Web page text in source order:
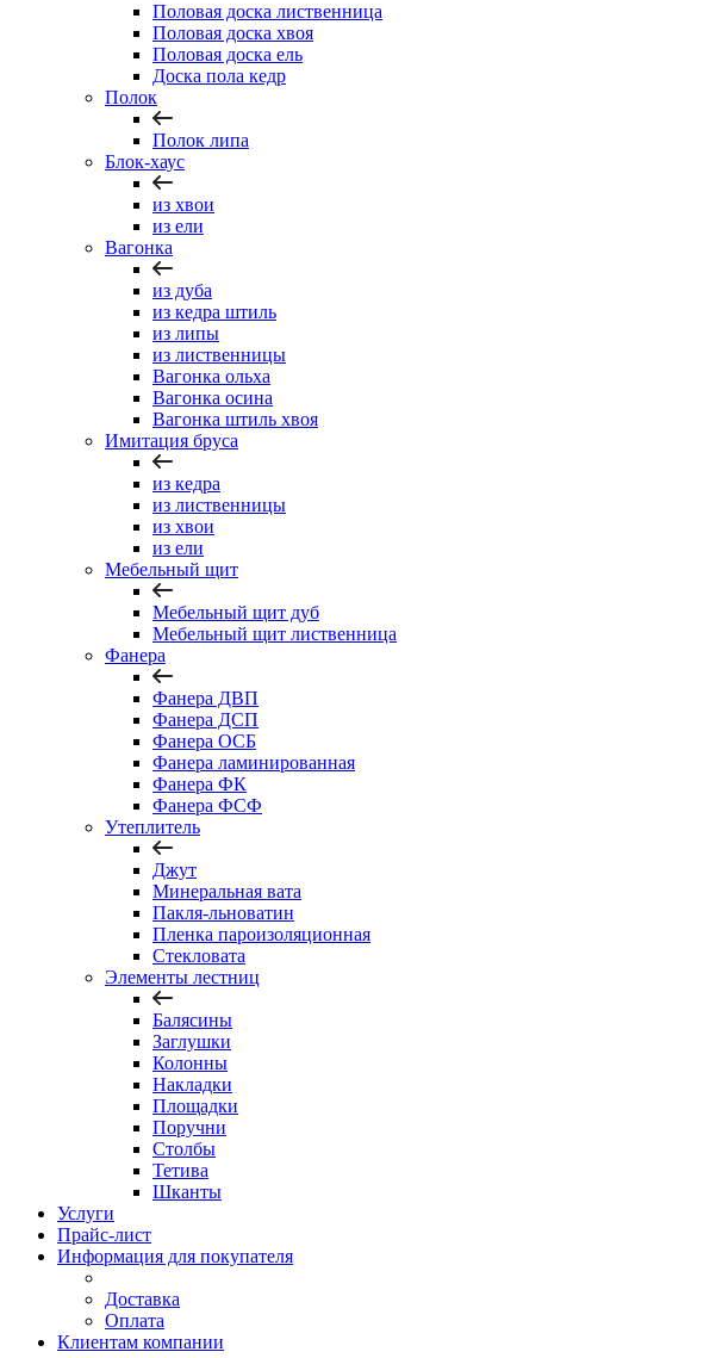
Половая доска лиственница
Половая доска хвоя
Половая доска ель
Доска пола кедр
Полок
Полок липа
Блок-хаус
из хвои
из ели
Вагонка
из дуба
из кедра штиль
из липы
из лиственницы
Вагонка ольха
Вагонка осина
Вагонка штиль хвоя
Имитация бруса
из кедра
из лиственницы
из хвои
из ели
Мебельный щит
Мебельный щит дуб
Мебельный щит лиственница
Фанера
Фанера ДВП
Фанера ДСП
Фанера ОСБ
Фанера ламинированная
Фанера ФК
Фанера ФСФ
Утеплитель
Джут
Минеральная вата
Пакля-льноватин
Пленка пароизоляционная
Стекловата
Элементы лестниц
Балясины
Заглушки
Колонны
Накладки
Площадки
Поручни
Столбы
Тетива
Шканты
Услуги
Прайс-лист
Информация для покупателя
Доставка
Оплата
Клиентам компании